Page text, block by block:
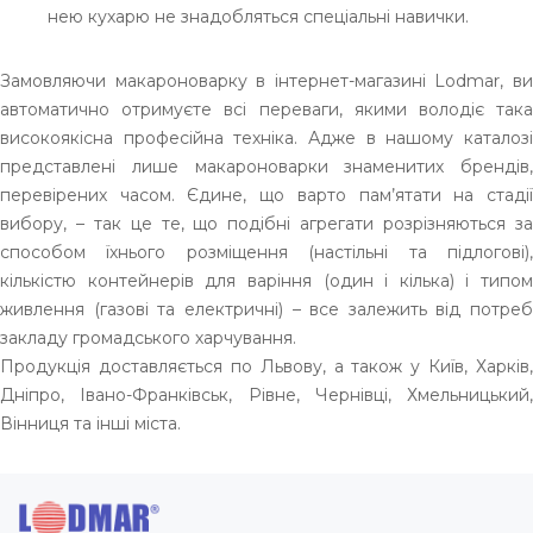
нею кухарю не знадобляться спеціальні навички.
Замовляючи макароноварку в інтернет-магазині Lodmar, ви
автоматично отримуєте всі переваги, якими володіє така
високоякісна професійна техніка. Адже в нашому каталозі
представлені лише макароноварки знаменитих брендів,
перевірених часом. Єдине, що варто пам’ятати на стадії
вибору, – так це те, що подібні агрегати розрізняються за
способом їхнього розміщення (настільні та підлогові),
кількістю контейнерів для варіння (один і кілька) і типом
живлення (газові та електричні) – все залежить від потреб
закладу громадського харчування.
Продукція доставляється по Львову, а також у Київ, Харків,
Дніпро, Івано-Франківськ, Рівне, Чернівці, Хмельницький,
Вінниця та інші міста.